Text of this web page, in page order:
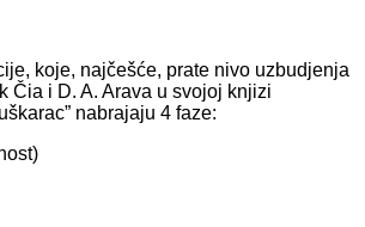
koje, najčešće, prate nivo uzbudjenja
Čia i D. A. Arava u svojoj knjizi
nabrajaju 4 faze: